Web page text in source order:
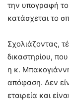
την υπογραφή
κατάσχεται το
Σχολιάζοντας,
δικαστηρίου,
η κ.
απόφαση. Δεν
εταιρεία και